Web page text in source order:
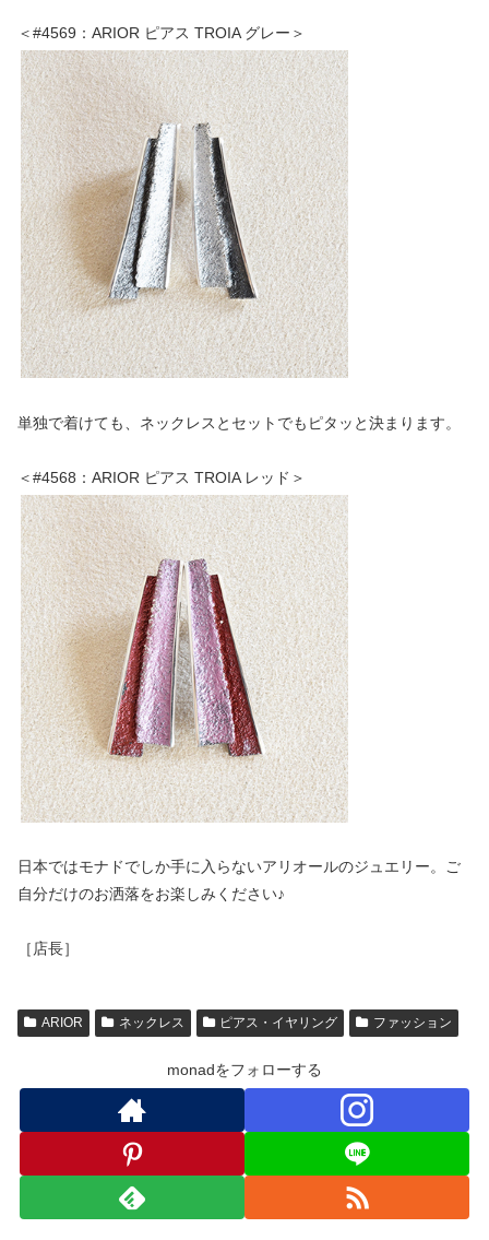
＜#4569：ARIOR ピアス TROIA グレー＞
単独で着けても、ネックレスとセットでもピタッと決まります。
＜#4568：ARIOR ピアス TROIA レッド＞
日本ではモナドでしか手に入らないアリオールのジュエリー。ご
自分だけのお洒落をお楽しみください♪
［店長］
ARIOR ネックレス ピアス・イヤリング ファッション
monadをフォローする